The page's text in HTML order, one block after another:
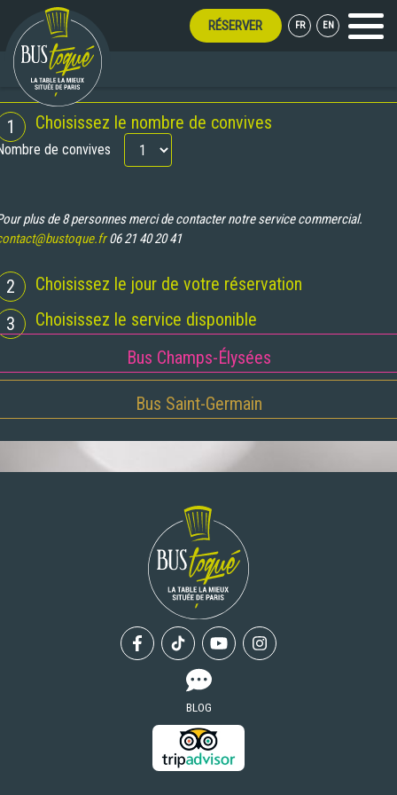
RÉSERVER FR EN Menu
TOUT L'ÉTÉ !
1 Choisissez le nombre de convives
de convives
plus de 8 personnes merci de contacter notre service commercial.
06 21 40 20 41
2
Choisissez le jour de votre réservation
3
Choisissez le service disponible
Bus Champs-Élysées
Bus Saint-Germain
FacebookTiktok YoutubeInstagram
BLOG